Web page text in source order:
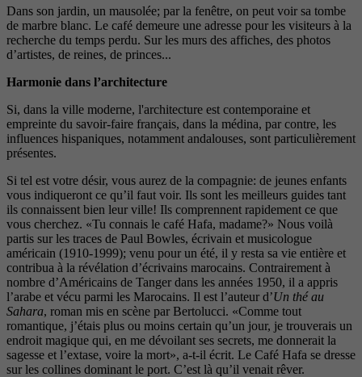
Dans son jardin, un mausolée; par la fenêtre, on peut voir sa tombe
de marbre blanc. Le café demeure une adresse pour les visiteurs à la
recherche du temps perdu. Sur les murs des affiches, des photos
d’artistes, de reines, de princes...
Harmonie dans l’architecture
Si, dans la ville moderne, l'architecture est contemporaine et
empreinte du savoir-faire français, dans la médina, par contre, les
influences hispaniques, notamment andalouses, sont particulièrement
présentes.
Si tel est votre désir, vous aurez de la compagnie: de jeunes enfants
vous indiqueront ce qu’il faut voir. Ils sont les meilleurs guides tant
ils connaissent bien leur ville! Ils comprennent rapidement ce que
vous cherchez. «Tu connais le café Hafa, madame?» Nous voilà
partis sur les traces de Paul Bowles, écrivain et musicologue
américain (1910-1999); venu pour un été, il y resta sa vie entière et
contribua à la révélation d’écrivains marocains. Contrairement à
nombre d’Américains de Tanger dans les années 1950, il a appris
l’arabe et vécu parmi les Marocains. Il est l’auteur d’Un thé au
Sahara, roman mis en scène par Bertolucci. «Comme tout
romantique, j’étais plus ou moins certain qu’un jour, je trouverais un
endroit magique qui, en me dévoilant ses secrets, me donnerait la
sagesse et l’extase, voire la mort», a-t-il écrit. Le Café Hafa se dresse
sur les collines dominant le port. C’est là qu’il venait rêver.